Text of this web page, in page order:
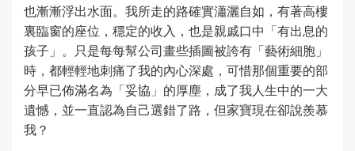
也漸漸浮出水面。我所走的路確實瀟灑自如，有著高樓
裏臨窗的座位，穩定的收入，也是親戚口中「有出息的
孩子」。只是每每幫公司畫些插圖被誇有「藝術細胞」
時，都輕輕地刺痛了我的內心深處，可惜那個重要的部
分早已佈滿名為「妥協」的厚塵，成了我人生中的一大
遺憾，並一直認為自己選錯了路，但家寶現在卻說羨慕
我？